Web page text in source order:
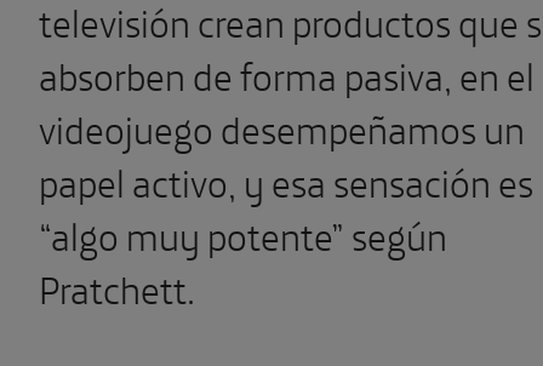
televisión crean productos que
absorben de forma pasiva, en el
videojuego desempeñamos un
papel activo, y esa sensación es
“algo muy potente” según
Pratchett.